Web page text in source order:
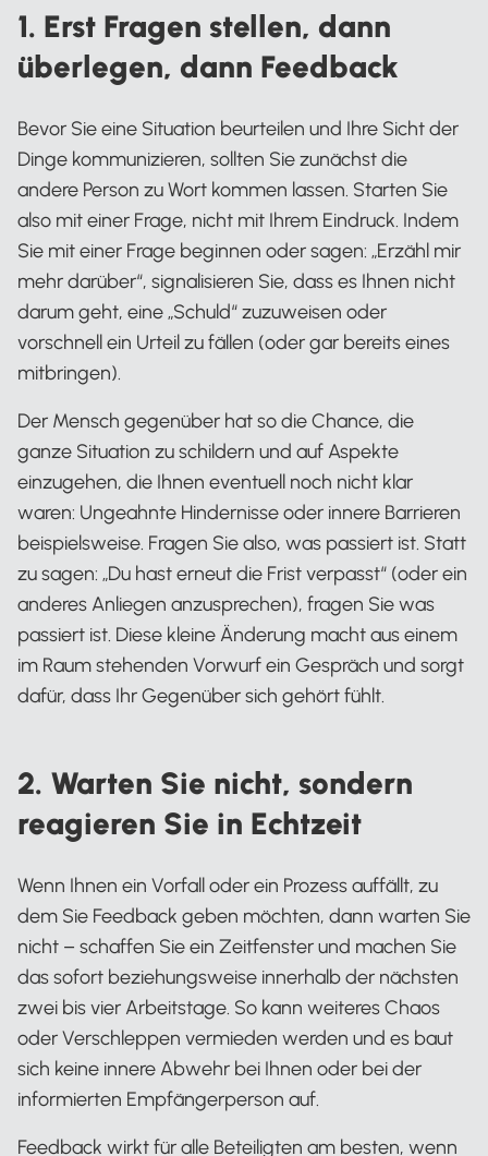
1. Erst Fragen stellen, dann
überlegen, dann Feedback
Bevor Sie eine Situation beurteilen und Ihre Sicht der
Dinge kommunizieren, sollten Sie zunächst die
andere Person zu Wort kommen lassen. Starten Sie
also mit einer Frage, nicht mit Ihrem Eindruck. Indem
Sie mit einer Frage beginnen oder sagen: „Erzähl mir
mehr darüber“, signalisieren Sie, dass es Ihnen nicht
darum geht, eine „Schuld“ zuzuweisen oder
vorschnell ein Urteil zu fällen (oder gar bereits eines
mitbringen).
Der Mensch gegenüber hat so die Chance, die
ganze Situation zu schildern und auf Aspekte
einzugehen, die Ihnen eventuell noch nicht klar
waren: Ungeahnte Hindernisse oder innere Barrieren
beispielsweise. Fragen Sie also, was passiert ist. Statt
zu sagen: „Du hast erneut die Frist verpasst“ (oder ein
anderes Anliegen anzusprechen), fragen Sie was
passiert ist. Diese kleine Änderung macht aus einem
im Raum stehenden Vorwurf ein Gespräch und sorgt
dafür, dass Ihr Gegenüber sich gehört fühlt.
2. Warten Sie nicht, sondern
reagieren Sie in Echtzeit
Wenn Ihnen ein Vorfall oder ein Prozess auffällt, zu
dem Sie Feedback geben möchten, dann warten Sie
nicht – schaffen Sie ein Zeitfenster und machen Sie
das sofort beziehungsweise innerhalb der nächsten
zwei bis vier Arbeitstage. So kann weiteres Chaos
oder Verschleppen vermieden werden und es baut
sich keine innere Abwehr bei Ihnen oder bei der
informierten Empfängerperson auf.
Feedback wirkt für alle Beteiligten am besten, wenn